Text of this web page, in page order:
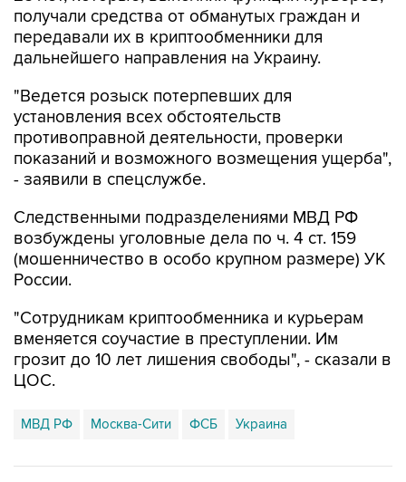
получали средства от обманутых граждан и
передавали их в криптообменники для
дальнейшего направления на Украину.
"Ведется розыск потерпевших для
установления всех обстоятельств
противоправной деятельности, проверки
показаний и возможного возмещения ущерба",
- заявили в спецслужбе.
Следственными подразделениями МВД РФ
возбуждены уголовные дела по ч. 4 ст. 159
(мошенничество в особо крупном размере) УК
России.
"Сотрудникам криптообменника и курьерам
вменяется соучастие в преступлении. Им
грозит до 10 лет лишения свободы", - сказали в
ЦОС.
МВД РФ Москва-Сити ФСБ Украина